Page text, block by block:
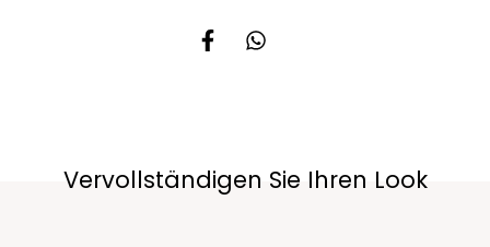
Vervollständigen Sie Ihren Look